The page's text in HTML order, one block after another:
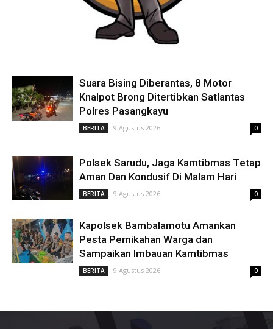
Suara Bising Diberantas, 8 Motor
Knalpot Brong Ditertibkan Satlantas
Polres Pasangkayu
BERITA 9 Agustus 2026 0
Polsek Sarudu, Jaga Kamtibmas Tetap
Aman Dan Kondusif Di Malam Hari
BERITA 9 Agustus 2026 0
Kapolsek Bambalamotu Amankan
Pesta Pernikahan Warga dan
Sampaikan Imbauan Kamtibmas
BERITA 9 Agustus 2026 0